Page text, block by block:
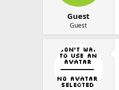
Guest
Guest